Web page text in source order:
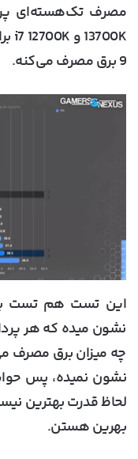
9 برق مصرف می‌کنه.
این تست هم تست
نشون میده که هر
چه میزان برق مصرف
نشون نمیده، پس
لحاظ قدرت بهترین
بهرین هستن.